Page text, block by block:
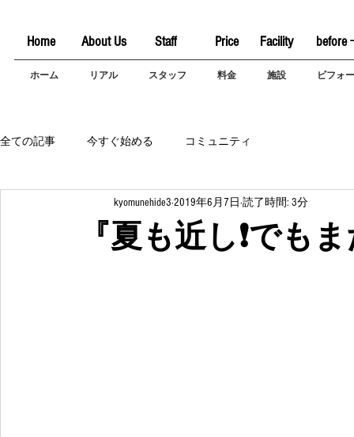
Home About Us Staff Price Facility before
ホーム リアル スタッフ 料金 施設 ビフォ
全ての記事 今すぐ始める コミュニティ
『夏も近し❗でも
kyomunehide3 2019年6月7日 読了時間: 3分